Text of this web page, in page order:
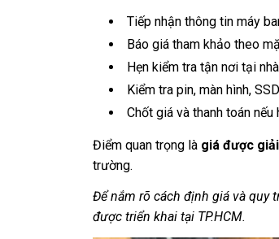
Tiếp nhận thông tin máy
Báo giá tham khảo theo
Hẹn kiểm tra tận nơi tại
Kiểm tra pin, màn hình,
Chốt giá và thanh toán
Điểm quan trọng là giá được
trường.
Để nắm rõ cách định giá và quy
được triển khai tại TP.HCM.